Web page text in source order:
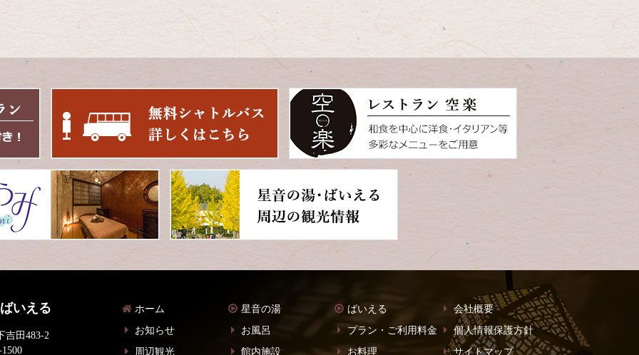
いえる
吉田483-2
ホーム
お知らせ
周辺観光
星音の湯
お風呂
館内施設
ばいえる
プラン・ご利用料金
お料理
会社概要
個人情報保護方針
サイトマップ